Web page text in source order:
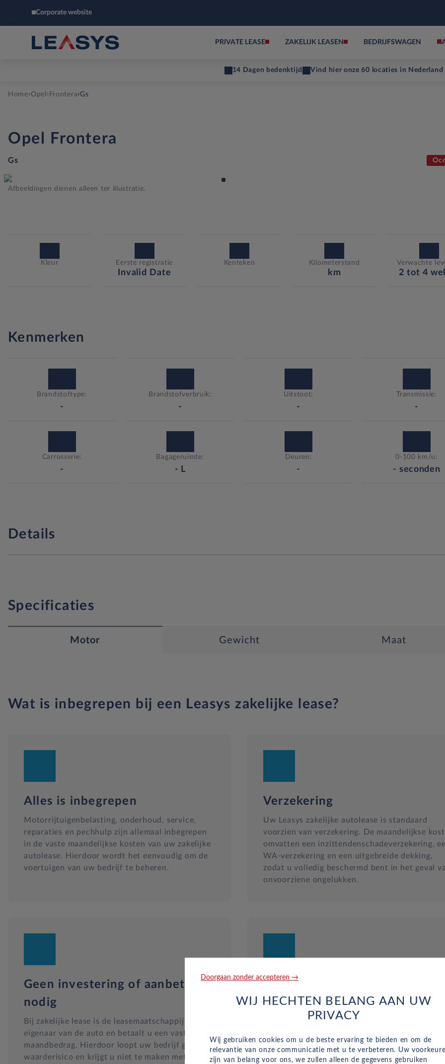
Corporate website
PRIVATE LEASE ZAKELIJK LEASEN BEDRIJFSWAGEN
14 Dagen bedenktijd Vind hier onze 60 locaties in Nederland
Home›Opel › Frontera›Gs
Opel Frontera
Gs
Afbeeldingen dienen alleen ter illustratie.
Kleur Eerste registratie
Invalid Date
Kenteken Kilometerstand
km
Verwachte
2 tot 4
Kenmerken
Brandstoftype:
-
Brandstofverbruik:
-
Uitstoot:
-
Transmissie:
-
Carrosserie:
-
Bagageruimte:
- L
Deuren:
-
0-100 km/u:
- seconden
Details
Specificaties
Motor Gewicht Maat
Wat is inbegrepen bij een Leasys zakelijke lease?
Alles is inbegrepen
Motorrijtuigenbelasting, onderhoud, service,
reparaties en pechhulp zijn allemaal inbegrepen
in de vaste maandelijkse kosten van uw zakelijke
autolease. Hierdoor wordt het eenvoudig om de
voertuigen van uw bedrijf te beheren.
Verzekering
Uw Leasys zakelijke autolease is standaard
voorzien van verzekering. De maandelijkse
omvatten een inzittendenschadeverzekering,
WA-verzekering en een uitgebreide dekking,
zodat u volledig beschermd bent in het geval
onvoorziene ongelukken.
Geen investering of aanbetaling
nodig
Bij zakelijke lease is de leasemaatschappij
eigenaar van de auto en betaalt u een vast
maandbedrag. Hierdoor loopt uw bedrijf geen
waarderisico en krijgt u niet te maken met
Duurzaam en risicoloos
Verlaag de CO2-voetafdruk van uw bedrijf
zonder grote investeringen. Wij hebben een
voor bedrijven om uw bedrijf te helpen over te
stappen op een milieuvriendelijke vloot.
Doorgaan zonder accepteren →
WIJ HECHTEN BELANG AAN UW
PRIVACY
Wij gebruiken cookies om u de beste ervaring te bieden en om de
relevantie van onze communicatie met u te verbeteren. Uw
zijn van belang voor ons, we zullen alleen de gegevens gebruiken